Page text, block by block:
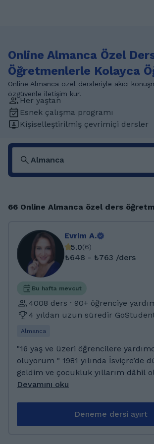
Online Almanca Özel
Öğretmenlerle Kolayca
Online Almanca özel dersleriyle akıcı
özgüvenle iletişim kur.
Her yaştan
Esnek çalışma programı
Kişiselleştirilmiş çevrimiçi dersler
66 Online Almanca özel ders
Evrim A.
5.0(6)
₺648 - ₺763 /ders
Bu hafta mevcut
4008 ders · 90+ öğrenciye
4 yıldan uzun süredir
Almanca
"16 yaş ve üzeri öğrencilere
oluyorum " 1981 yılında İsviçre’de dünyaya
geldim ve çocukluk yıllarım dâhil
16 yaşıma kadar bu ülkede
Türkiye’ye yerleştik. Lise eğitimimi
Devamını oku
Deneme dersi ayırt